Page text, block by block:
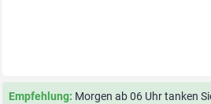
Empfehlung: Morgen ab 06 Uhr tanken